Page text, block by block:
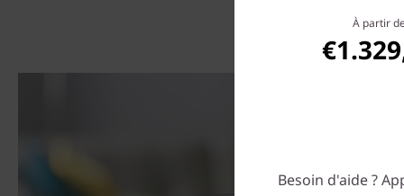
À partir
Besoin d'aide ?